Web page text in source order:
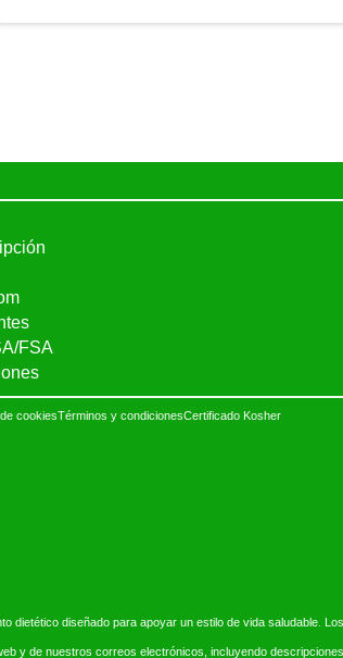
FSA
cookiesTérminos y condicionesCertificado Kosher
dietético diseñado para apoyar un estilo de vida saludable.
y de nuestros correos electrónicos, incluyendo